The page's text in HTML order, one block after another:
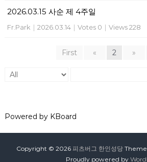
2026.03.15 사순 제 4주일
Fr.Park | 2026.03.14 | Votes 0 | Views 228
First « 2 »
Powered by KBoard
Copyright © 2026 피츠버그 한인성당
Proudly powered by